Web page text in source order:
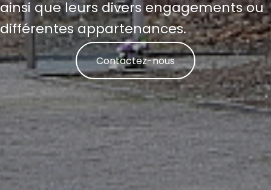
ainsi que leurs divers engagements ou
différentes appartenances.
Contactez-nous